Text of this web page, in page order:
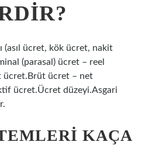
ücret, kök ücret, nakit
(parasal) ücret – reel
ücret.Brüt ücret – net
ücret.Ücret düzeyi.Asgari
KAÇA